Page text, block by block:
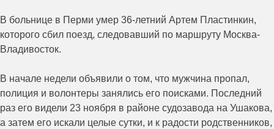
В больнице в Перми умер 36-летний Артем Пластинкин,
которого сбил поезд, следовавший по маршруту Москва-
Владивосток.
В начале недели объявили о том, что мужчина пропал,
полиция и волонтеры занялись его поисками. Последний
раз его видели 23 ноября в районе судозавода на Ушакова,
а затем его искали целые сутки, и к радости родственников,